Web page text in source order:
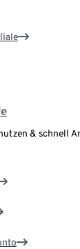
& schnell